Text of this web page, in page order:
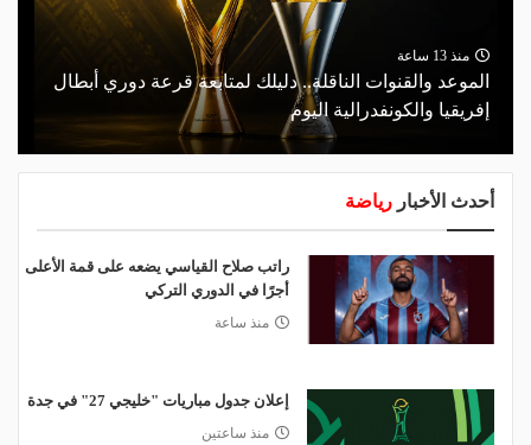
منذ 13 ساعة
الموعد والقنوات الناقلة.. دليلك لمتابعة قرعة دوري أبطال
إفريقيا والكونفدرالية اليوم
أحدث الأخبار رياضة
راتب صلاح القياسي يضعه على قمة الأعلى
أجرًا في الدوري التركي
منذ ساعة
إعلان جدول مباريات "خليجي 27" في جدة
منذ ساعتين